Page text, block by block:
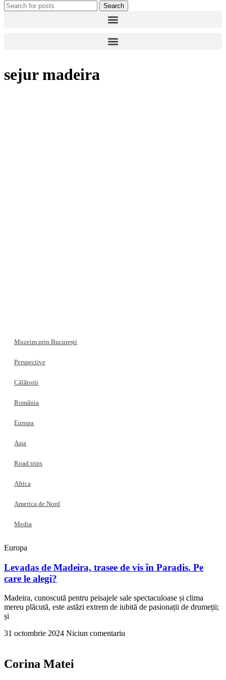
Search
sejur madeira
Muzeim prin București
Perspective
Călătorii
România
Europa
Asia
Road trips
Africa
America de Nord
Media
Europa
Levadas de Madeira, trasee de vis în Paradis. Pe
care le alegi?
Madeira, cunoscută pentru peisajele sale spectaculoase și clima
mereu plăcută, este astăzi extrem de iubită de pasionații de drumeții;
și
31 octombrie 2024 Niciun comentariu
Corina Matei